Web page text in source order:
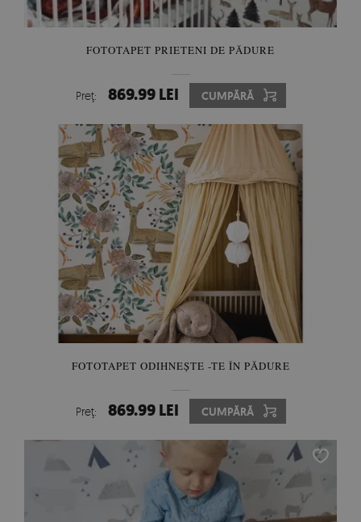
FOTOTAPET PRIETENI DE PĂDURE
Preţ: 869.99 LEI CUMPĂRĂ
FOTOTAPET ODIHNEȘTE -TE ÎN PĂDURE
Preţ: 869.99 LEI CUMPĂRĂ